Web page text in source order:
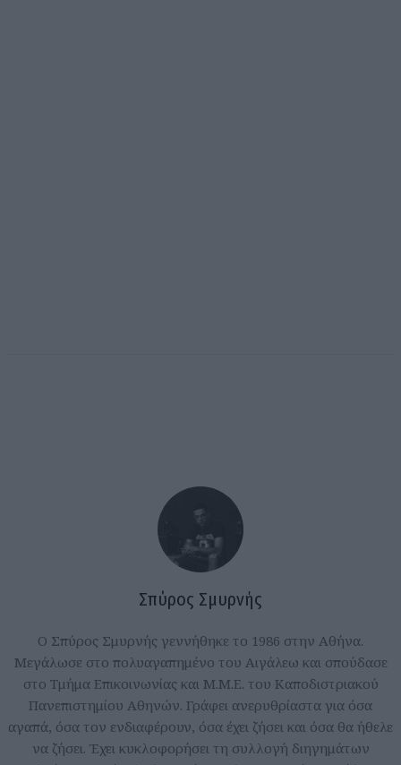
Σπύρος Σμυρνής
Ο Σπύρος Σμυρνής γεννήθηκε το 1986 στην Αθήνα.
Μεγάλωσε στο πολυαγαπημένο του Αιγάλεω και σπούδασε
στο Τμήμα Επικοινωνίας και Μ.Μ.Ε. του Καποδιστριακού
Πανεπιστημίου Αθηνών. Γράφει ανερυθρίαστα για όσα
αγαπά, όσα τον ενδιαφέρουν, όσα έχει ζήσει και όσα θα ήθελε
να ζήσει. Έχει κυκλοφορήσει τη συλλογή διηγημάτων